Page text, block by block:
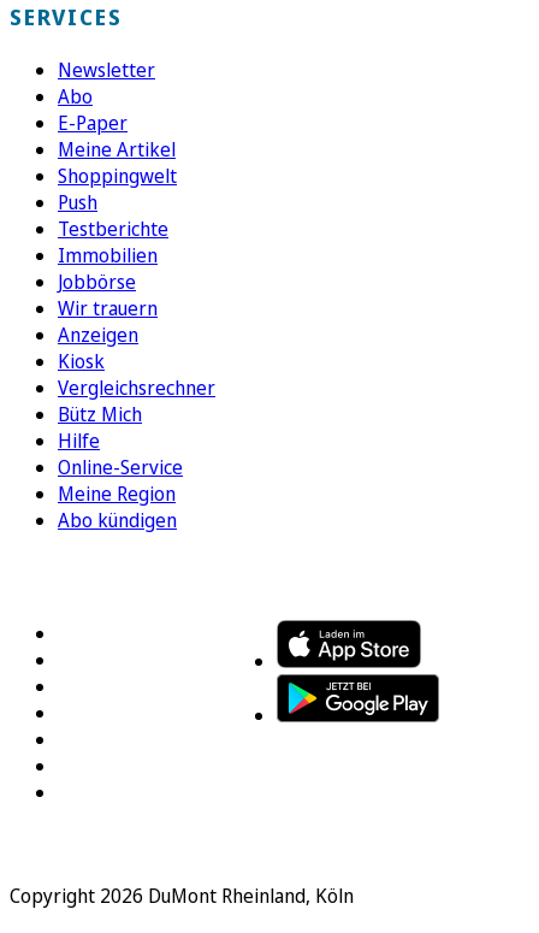
SERVICES
Newsletter
Abo
E-Paper
Meine Artikel
Shoppingwelt
Push
Testberichte
Immobilien
Jobbörse
Wir trauern
Anzeigen
Kiosk
Vergleichsrechner
Bütz Mich
Hilfe
Online-Service
Meine Region
Abo kündigen
Copyright 2026 DuMont Rheinland, Köln